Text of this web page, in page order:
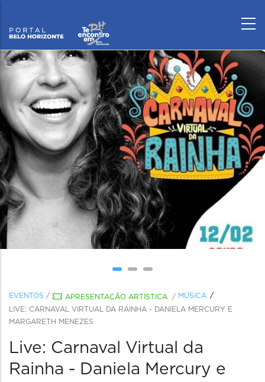
EVENTOS / APRESENTAÇÃO ARTÍSTICA / MÚSICA
LIVE: CARNAVAL VIRTUAL DA RAINHA - DANIELA MERCURY E
MARGARETH MENEZES
Live: Carnaval Virtual da
Rainha - Daniela Mercury e